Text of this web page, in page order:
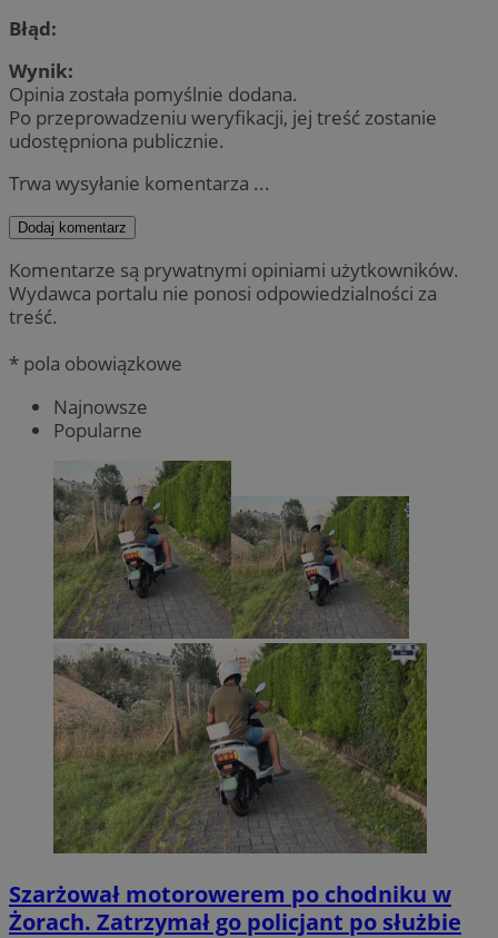
Błąd:
Wynik:
Opinia została pomyślnie dodana.
Po przeprowadzeniu weryfikacji, jej treść zostanie
udostępniona publicznie.
Trwa wysyłanie komentarza ...
Dodaj komentarz
Komentarze są prywatnymi opiniami użytkowników.
Wydawca portalu nie ponosi odpowiedzialności za
treść.
* pola obowiązkowe
Najnowsze
Popularne
Szarżował motorowerem po chodniku w
Żorach. Zatrzymał go policjant po służbie